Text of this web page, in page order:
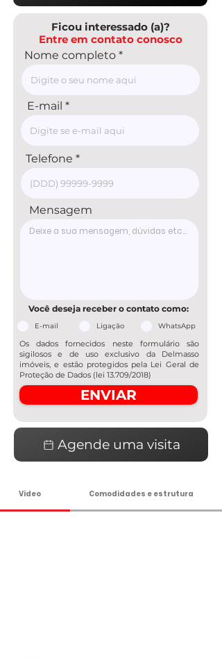
Ficou interessado (a)?
Entre em contato conosco
Nome completo
E-mail
Telefone
Mensagem
Você deseja receber o contato como:
E-mail Ligação WhatsApp
Os dados fornecidos neste formulário são
sigilosos e de uso exclusivo da Delmasso
imóveis, e estão protegidos pela Lei Geral de
Proteção de Dados (lei 13.709/2018)
ENVIAR
Agende uma visita
Vídeo Comodidades e estrutura